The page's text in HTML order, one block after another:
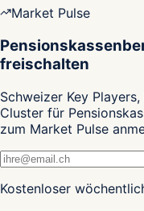
Market Pulse
freischalten
Schweizer Key
Cluster für
zum Market Pulse
Kostenloser